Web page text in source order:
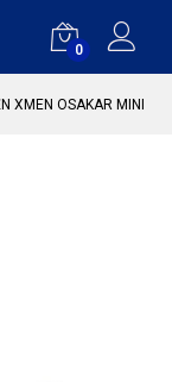
0
XMEN OSAKAR MINI